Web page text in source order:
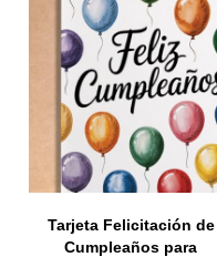
Tarjeta Felicitación de
Cumpleaños para